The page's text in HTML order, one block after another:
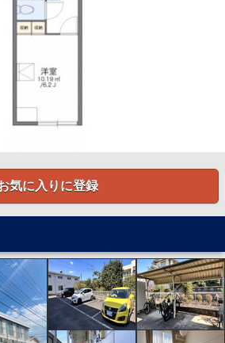
気に入りに登録